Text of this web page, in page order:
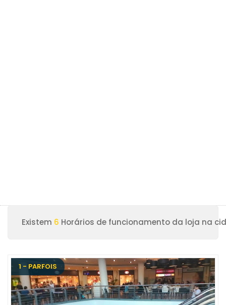
Existem 6 Horários de funcionamento da loja na
1 - PARFOIS